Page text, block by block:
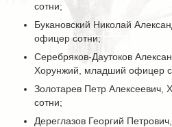
сотни;
Букановский Николай
офицер сотни;
Серебряков-Даутоков
Хорунжий, младший офицер
Золотарев Петр
сотни;
Дереглазов Георгий